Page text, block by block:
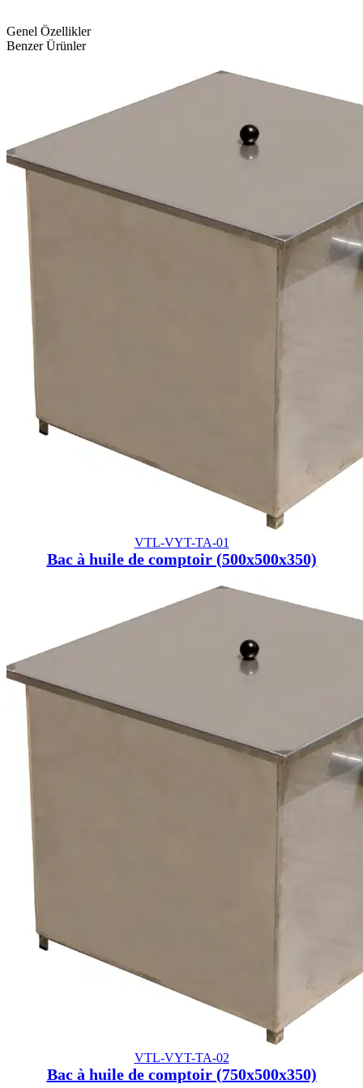
Genel Özellikler
Benzer Ürünler
VTL-VYT-TA-01
Bac à huile de comptoir (500x500x350)
VTL-VYT-TA-02
Bac à huile de comptoir (750x500x350)